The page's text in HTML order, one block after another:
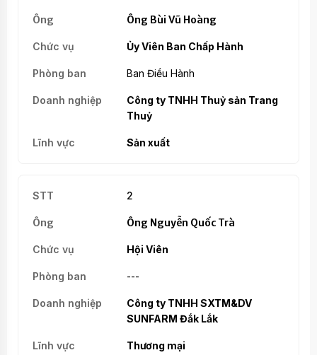
Ông Bùi Vũ Hoàng
Ủy Viên Ban Chấp Hành
Ban Điều Hành
Công ty TNHH Thuỷ sản Trang
Thuỷ
Sản xuất
2
Ông Nguyễn Quốc Trà
Hội Viên
---
Công ty TNHH SXTM&DV
SUNFARM Đắk Lắk
Thương mại